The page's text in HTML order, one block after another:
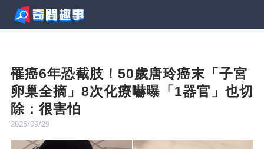
罹癌6年恐截肢！50歲唐玲癌末「子宮
卵巢全摘」8次化療嚇曝「1器官」也切
除：很害怕
2025/09/29